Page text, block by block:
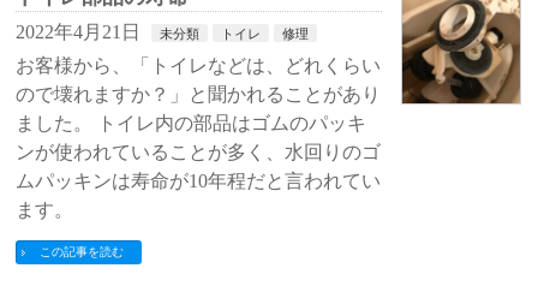
2022年4月21日 未分類 トイレ 修理
お客様から、「トイレなどは、どれくらい
ので壊れますか？」と聞かれることがあり
ました。 トイレ内の部品はゴムのパッキ
ンが使われていることが多く、水回りのゴ
ムパッキンは寿命が10年程だと言われてい
ます。
この記事を読む